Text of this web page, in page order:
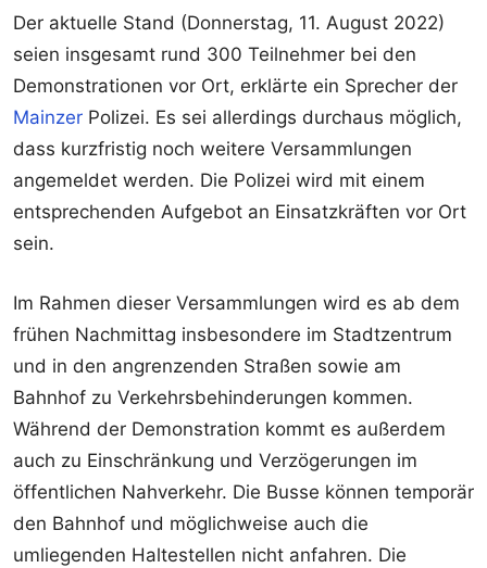
Der aktuelle Stand (Donnerstag, 11. August 2022)
seien insgesamt rund 300 Teilnehmer bei den
Demonstrationen vor Ort, erklärte ein Sprecher der
Mainzer Polizei. Es sei allerdings durchaus möglich,
dass kurzfristig noch weitere Versammlungen
angemeldet werden. Die Polizei wird mit einem
entsprechenden Aufgebot an Einsatzkräften vor Ort
sein.
Im Rahmen dieser Versammlungen wird es ab dem
frühen Nachmittag insbesondere im Stadtzentrum
und in den angrenzenden Straßen sowie am
Bahnhof zu Verkehrsbehinderungen kommen.
Während der Demonstration kommt es außerdem
auch zu Einschränkung und Verzögerungen im
öffentlichen Nahverkehr. Die Busse können temporär
den Bahnhof und möglichweise auch die
umliegenden Haltestellen nicht anfahren. Die